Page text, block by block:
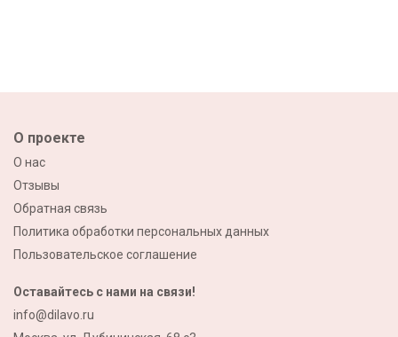
О проекте
О нас
Отзывы
Обратная связь
Политика обработки персональных данных
Пользовательское соглашение
Оставайтесь с нами на связи!
info@dilavo.ru